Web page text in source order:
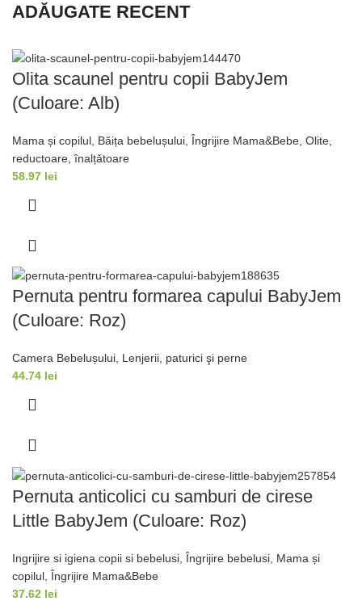
ADĂUGATE RECENT
Olita scaunel pentru copii BabyJem
(Culoare: Alb)
Mama și copilul Băița bebelușului Îngrijire Mama&Bebe Olite,
reductoare, înalțǎtoare
58.97 lei
Pernuta pentru formarea capului BabyJem
(Culoare: Roz)
Camera Bebelușului, Lenjerii, paturici şi perne
44.74 lei
Pernuta anticolici cu samburi de cirese
Little BabyJem (Culoare: Roz)
Ingrijire si igiena copii si bebelusi Îngrijire bebelusi Mama și
copilul Îngrijire Mama&Bebe
37.62 lei